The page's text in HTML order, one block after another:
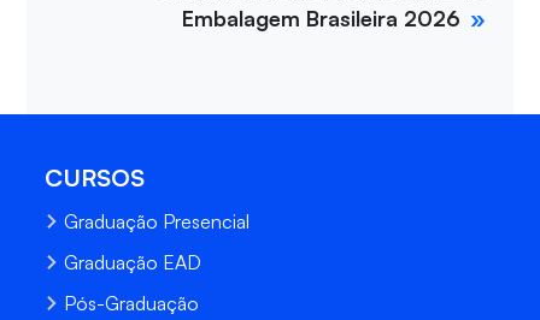
Embalagem Brasileira 2026
CURSOS
Graduação Presencial
Graduação EAD
Pós-Graduação